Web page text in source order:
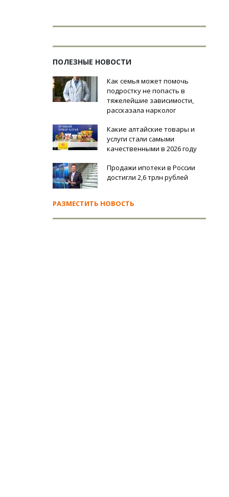
ПОЛЕЗНЫЕ НОВОСТИ
Как семья может помочь
подростку не попасть в
тяжелейшие зависимости,
рассказала нарколог
Какие алтайские товары и
услуги стали самыми
качественными в 2026 году
Продажи ипотеки в России
достигли 2,6 трлн рублей
РАЗМЕСТИТЬ НОВОСТЬ